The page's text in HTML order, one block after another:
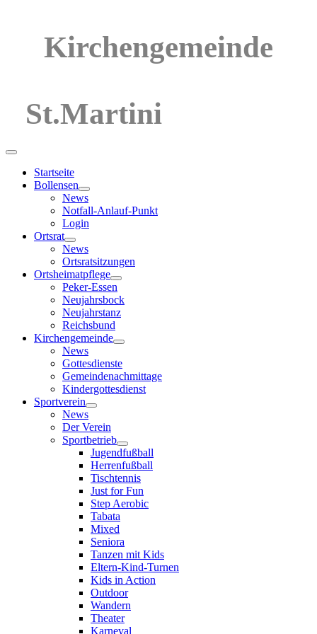
Kirchengemeinde
St.Martini
Startseite
Bollensen
News
Notfall-Anlauf-Punkt
Login
Ortsrat
News
Ortsratsitzungen
Ortsheimatpflege
Peker-Essen
Neujahrsbock
Neujahrstanz
Reichsbund
Kirchengemeinde
News
Gottesdienste
Gemeindenachmittage
Kindergottesdienst
Sportverein
News
Der Verein
Sportbetrieb
Jugendfußball
Herrenfußball
Tischtennis
Just for Fun
Step Aerobic
Tabata
Mixed
Seniora
Tanzen mit Kids
Eltern-Kind-Turnen
Kids in Action
Outdoor
Wandern
Theater
Karneval